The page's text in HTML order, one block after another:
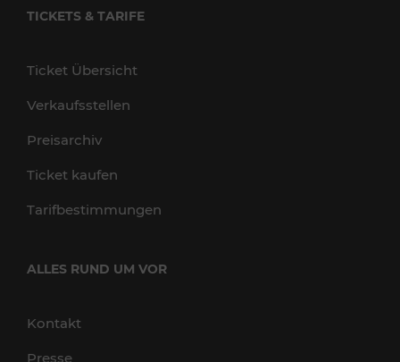
TICKETS & TARIFE
Ticket Übersicht
Verkaufsstellen
Preisarchiv
Ticket kaufen
Tarifbestimmungen
ALLES RUND UM VOR
Kontakt
Presse